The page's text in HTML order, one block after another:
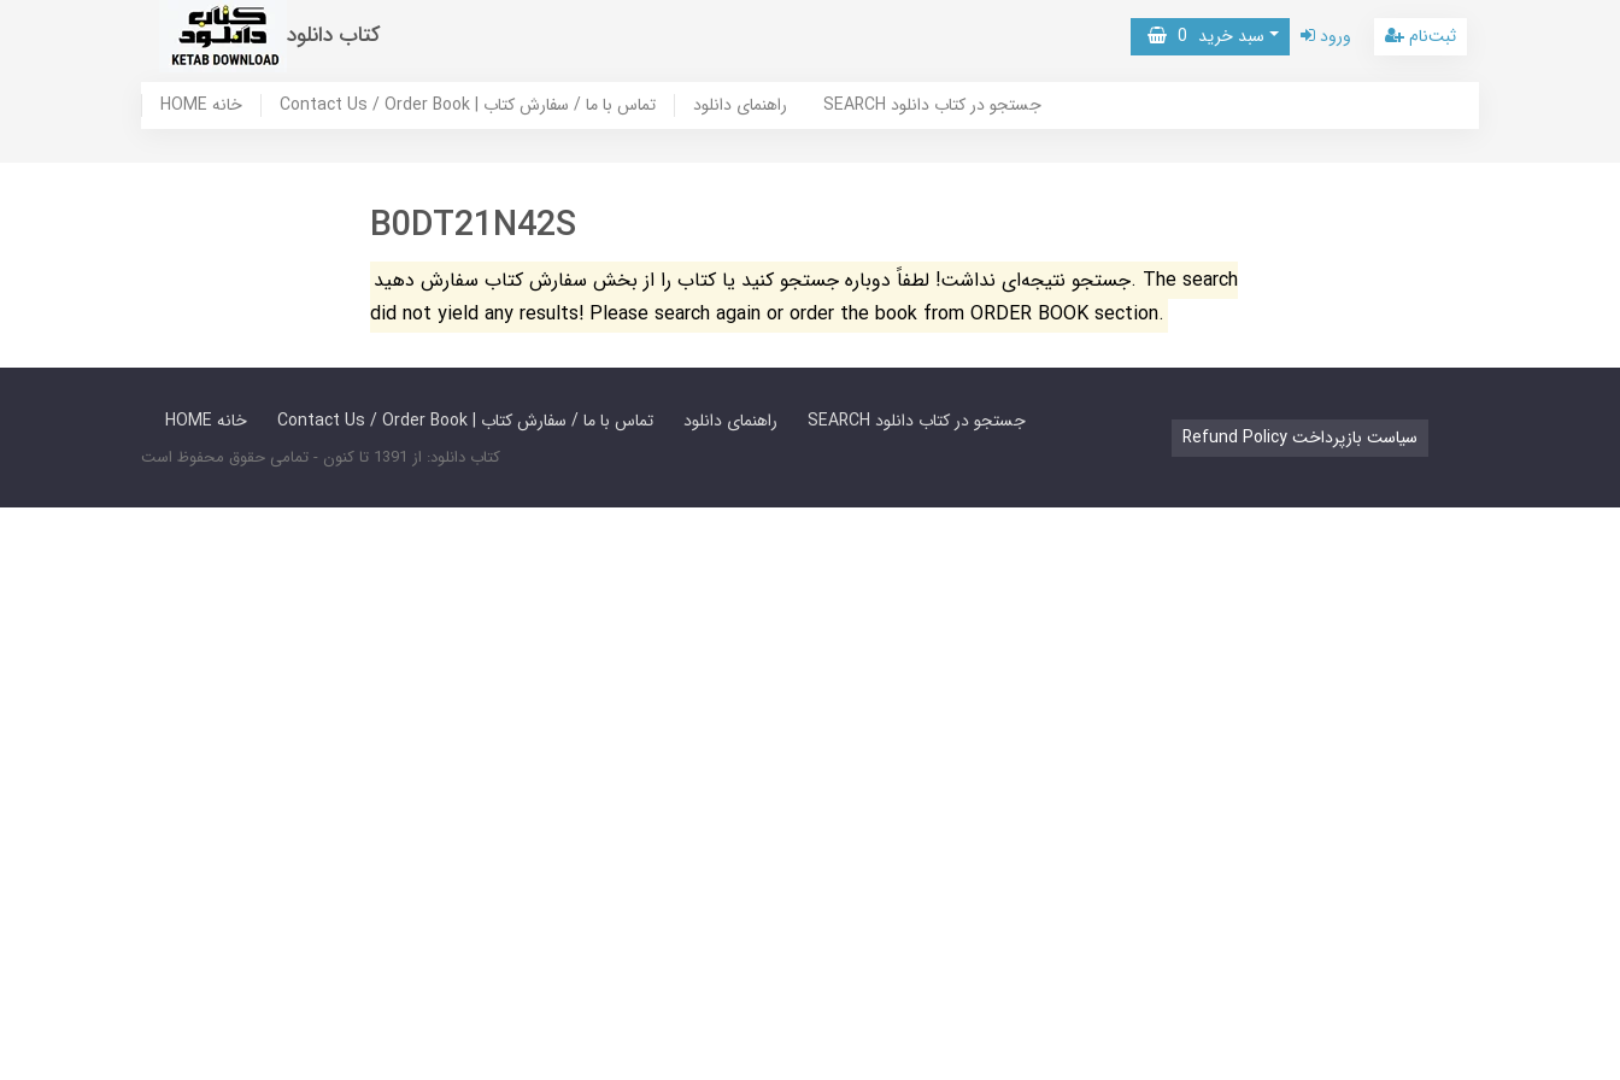
کتاب دانلود سبد خرید 0 ورود ثبت‌نام
HOME خانه Contact Us / Order Book | تماس با ما / سفارش کتاب راهنمای دانلود SEARCH جستجو در کتاب دانلود
B0DT21N42S
جستجو نتیجه‌ای نداشت! لطفاً دوباره جستجو کنید یا کتاب را از بخش سفارش کتاب سفارش دهید. The search
did not yield any results! Please search again or order the book from ORDER BOOK section.
HOME خانه Contact Us / Order Book | تماس با ما / سفارش کتاب راهنمای دانلود SEARCH جستجو در کتاب دانلود
کتاب دانلود: از 1391 تا کنون - تمامی حقوق محفوظ است
Refund Policy سیاست بازپرداخت